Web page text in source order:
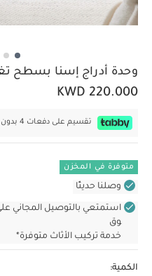
وحدة أدراج إسنا بسطح
KWD 220.000
تقسيم على دفعات 4 بدون فوائد بقيمة
متوفرة في المخزن
وصلنا حديثًا
وق
خدمة تركيب الأثاث متوفرة*
الكمية: